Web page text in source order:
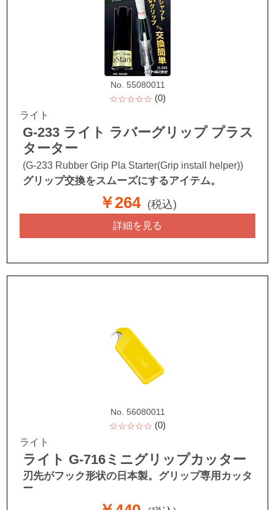
No. 55080011
☆☆☆☆☆ (0)
ライト
G-233 ライト ラバーグリップ プラス
ターター
(G-233 Rubber Grip Pla Starter(Grip install helper))
グリップ交換をスムーズにするアイテム。
￥264 (税込)
詳細を見る
No. 56080011
☆☆☆☆☆ (0)
ライト
ライト G-716ミニグリップカッター
刃先がフック形状の日本製。グリップ専用カッタ
ー